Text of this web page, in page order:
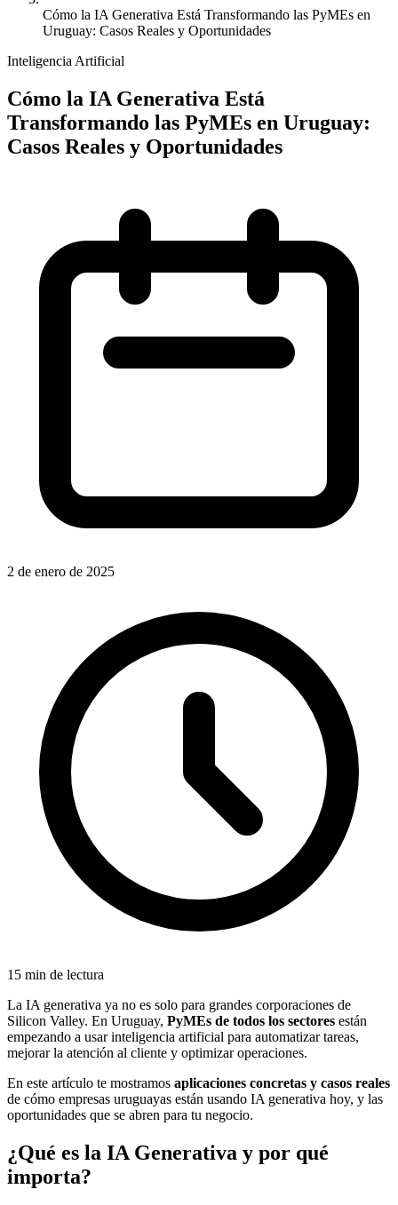
Cómo la IA Generativa Está Transformando las PyMEs en
Uruguay: Casos Reales y Oportunidades
Inteligencia Artificial
Cómo la IA Generativa Está
Transformando las PyMEs en Uruguay:
Casos Reales y Oportunidades
2 de enero de 2025
15 min de lectura
La IA generativa ya no es solo para grandes corporaciones de
Silicon Valley. En Uruguay, PyMEs de todos los sectores están
empezando a usar inteligencia artificial para automatizar tareas,
mejorar la atención al cliente y optimizar operaciones.
En este artículo te mostramos aplicaciones concretas y casos reales
de cómo empresas uruguayas están usando IA generativa hoy, y las
oportunidades que se abren para tu negocio.
¿Qué es la IA Generativa y por qué
importa?